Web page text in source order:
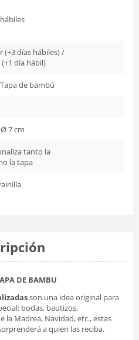
(+3 días hábiles) /
día hábil)
de bambú
7 cm
tanto la
la tapa
DE BAMBU
son una idea original para
bodas, bautizos,
la Madrea, Navidad, etc., estas
a quien las reciba.